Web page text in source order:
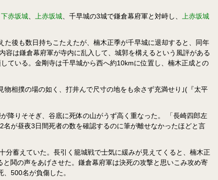
下赤坂城、 上赤坂城、千早城の3城で鎌倉幕府軍と対峙し、 上赤坂城
後も数日持ちこたえたが、楠木正季が千早城に退却すると、同年
は鎌倉幕府軍が寺内に乱入して、城郭を構えるという風評がある
ている。金剛寺は千早城から西へ約10kmに位置し、楠木正成との
相撲の場の如く、打井んで尺寸の地をも余さず充満せり｣(『太平
降りそそぎ、谷底に死体の山がうず高く重なった。 「長崎四郎左
が昼夜3日間死者の数を確認するのに筆が離せなかったほどと言
蓄えていた。長引く籠城戦で士気に緩みが見えてくると、楠木正
鬨の声をあげさせた。鎌倉幕府軍は決死の攻撃と思いこみ攻め寄
500名が負傷した。